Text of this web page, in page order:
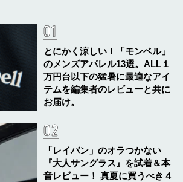
とにかく涼しい！「モンベル」
のメンズアパレル13選。ALL１
万円台以下の猛暑に最適なアイ
テムを編集者のレビューと共に
お届け。
「レイバン」のオラつかない
『大人サングラス』を試着＆本
音レビュー！ 真夏に買うべき４